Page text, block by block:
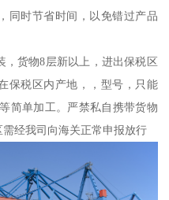
同时节省时间，以免错过产品
货物8层新以上，进出保税区
保税区内产地，，型号，只能
简单加工。严禁私自携带货物
经我司向海关正常申报放行